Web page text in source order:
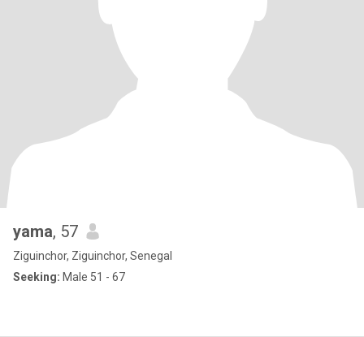
yama, 57
Ziguinchor, Ziguinchor, Senegal
Seeking: Male 51 - 67